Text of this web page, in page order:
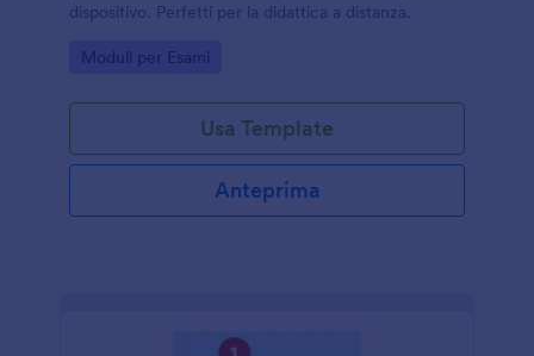
dispositivo. Perfetti per la didattica a distanza.
Go to Category:
Moduli per Esami
Usa Template
Anteprima